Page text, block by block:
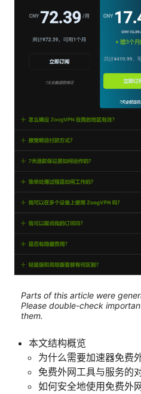
Parts of this article were
Please double-check
them.
本文结构概览
为什么需要加速器免费
免费外网工具与服务的
如何安全地使用免费外